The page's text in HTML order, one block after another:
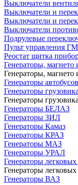
Выключатели
Выключатели и
Выключатели и
Выключатели
Подрулевые
Пульт управления
Реостат щитка
Генераторы,
Генераторы,
Генераторы автобусов
Генераторы грузовика
Генераторы грузовика
Генераторы БЕЛАЗ
Генераторы ЗИЛ
Генераторы Камаз
Генераторы КРАЗ
Генераторы МАЗ
Генераторы УРАЛ
Генераторы
Генераторы
Генераторы ВАЗ